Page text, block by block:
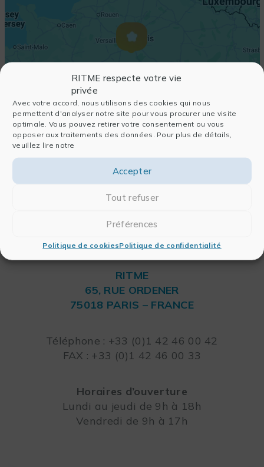
RITME respecte votre vie
privée
Avec votre accord, nous utilisons des cookies qui nous
permettent d'analyser notre site pour vous procurer une visite
optimale. Vous pouvez retirer votre consentement ou vous
opposer aux traitements des données. Pour plus de détails,
veuillez lire notre
Accepter
Tout refuser
Préférences
Politique de cookiesPolitique de confidentialité
RITME
65, RUE ORDENER
75018 PARIS – FRANCE
Téléphone : +33 (0)1 42 46 00 42
FAX : +33 (0)1 42 46 00 33
Horaires d’ouverture
Lundi au jeudi de 9h à 18h
Vendredi de 9h à 17h